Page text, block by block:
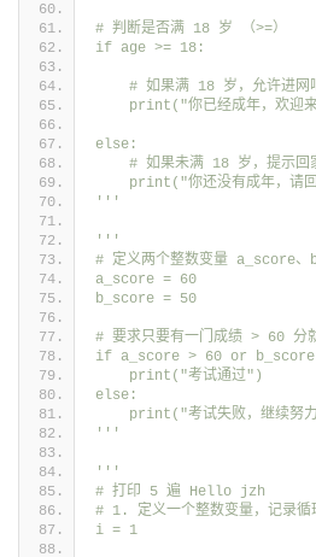
# 判断是否满 18 岁 （>=）
if age >= 18:
# 如果满 18 岁，允许进网
print("你已经成年，欢迎
else:
# 如果未满 18 岁，提示回
print("你还没有成年，请
'''
'''
# 定义两个整数变量 a_score、
a_score = 60
b_score = 50
# 要求只要有一门成绩 > 60 分
if a_score > 60 or
    print("考试通过")
else:
print("考试失败，继续努
'''
'''
# 打印 5 遍 Hello jzh
# 1. 定义一个整数变量，记录循
i = 1